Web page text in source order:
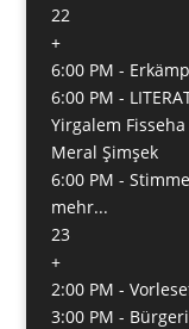
22
+
6:00 PM -
6:00 PM -
Yirgalem
Meral Şimşek
6:00 PM -
mehr...
23
+
2:00 PM -
3:00 PM -